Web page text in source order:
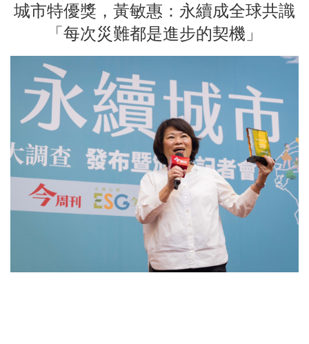
城市特優獎，黃敏惠：永續成全球共識
「每次災難都是進步的契機」